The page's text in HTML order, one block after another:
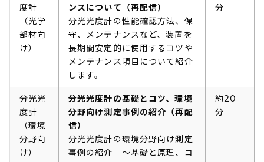
度計
（光学
部材向
け）
ンスについて（再配信）
分光光度計の性能確認方法、保
守、メンテナンスなど、装置を
長期間安定的に使用するコツや
メンテナンス項目について紹介
します。
分
分光光
度計
（環境
分野向
け）
分光光度計の基礎とコツ、環境
分野向け測定事例の紹介（再配
信）
分光光度計の環境分野向け測定
事例の紹介 ～基礎と原理、コ
約20
分